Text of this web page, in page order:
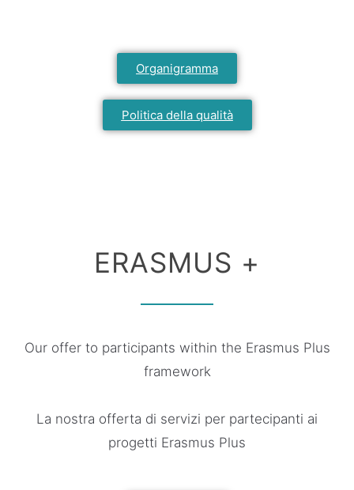
Organigramma
Politica della qualità
ERASMUS +
Our offer to participants within the Erasmus Plus
framework
La nostra offerta di servizi per partecipanti ai
progetti Erasmus Plus